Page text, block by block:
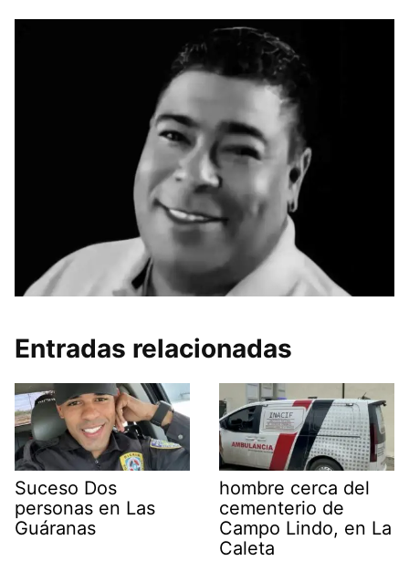
Entradas relacionadas
Suceso Dos
personas en Las
Guáranas
hombre cerca del
cementerio de
Campo Lindo, en La
Caleta